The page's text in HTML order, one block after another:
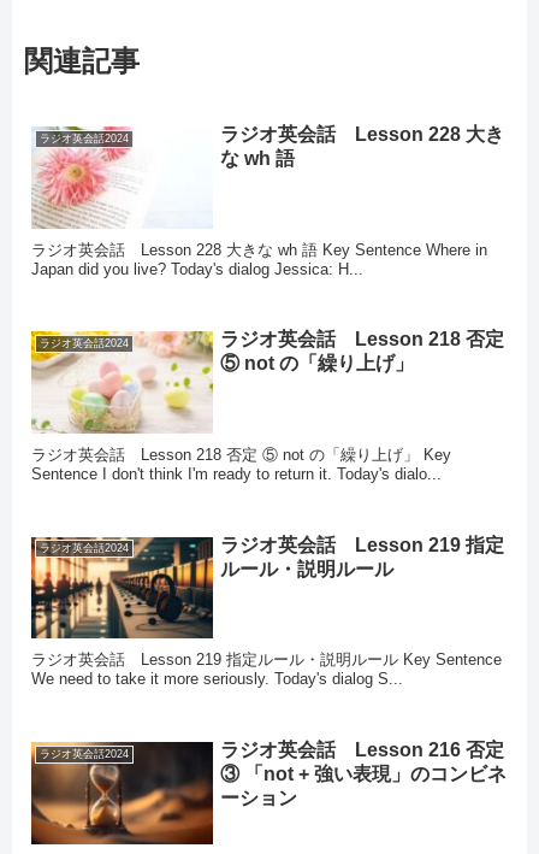
関連記事
ラジオ英会話2024
ラジオ英会話 Lesson 228 大き
な wh 語
ラジオ英会話 Lesson 228 大きな wh 語 Key Sentence Where in
Japan did you live? Today's dialog Jessica: H...
ラジオ英会話2024
ラジオ英会話 Lesson 218 否定
⑤ not の「繰り上げ」
ラジオ英会話 Lesson 218 否定 ⑤ not の「繰り上げ」 Key
Sentence I don't think I'm ready to return it. Today's dialo...
ラジオ英会話2024
ラジオ英会話 Lesson 219 指定
ルール・説明ルール
ラジオ英会話 Lesson 219 指定ルール・説明ルール Key Sentence
We need to take it more seriously. Today's dialog S...
ラジオ英会話2024
ラジオ英会話 Lesson 216 否定
③ 「not + 強い表現」のコンビネ
ーション